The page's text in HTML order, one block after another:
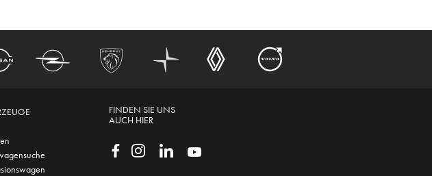
FINDEN SIE UNS
AUCH HIER